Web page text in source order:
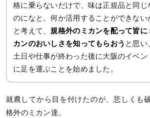
格に乗らないだけで、味は正規品と同じ
のになと。何か活用することができない
と考えて、規格外のミカンを配って皆に
カンのおいしさを知ってもらおう と思い
土日や仕事が終わった後に大阪のイベン
に足を運ぶことを始めました。
就農してから目を付けたのが、悲しくも
格外のミカン達。